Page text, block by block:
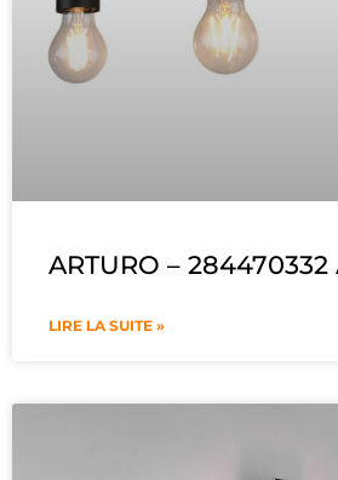
ARTURO –
LIRE LA SUITE »